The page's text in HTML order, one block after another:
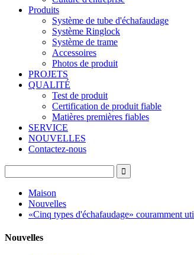
Produits
Système de tube d'échafaudage
Système Ringlock
Système de trame
Accessoires
Photos de produit
PROJETS
QUALITÉ
Test de produit
Certification de produit fiable
Matières premières fiables
SERVICE
NOUVELLES
Contactez-nous
Maison
Nouvelles
«Cinq types d'échafaudage» couramment
Nouvelles